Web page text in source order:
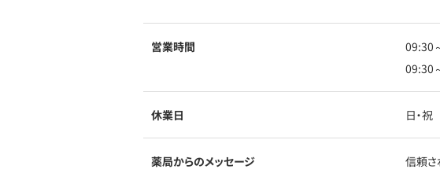
営業時間
09:30
09:30
休業日 日・祝
薬局からのメッセージ 信頼さ